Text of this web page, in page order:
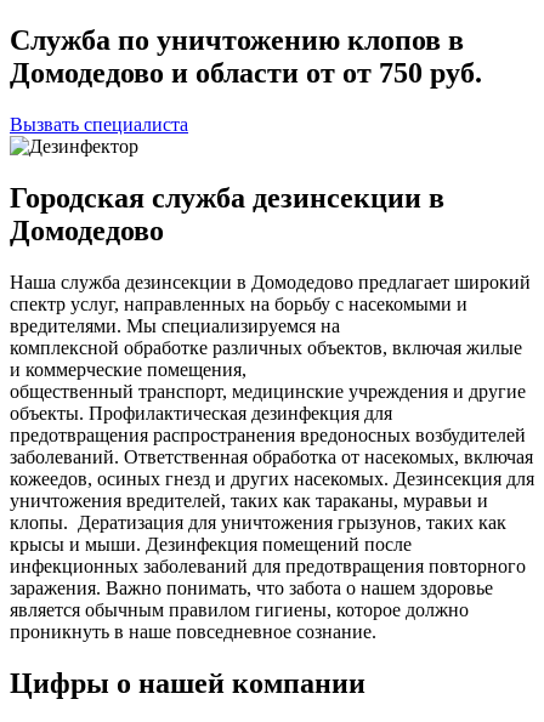
Служба по уничтожению клопов в
Домодедово и области от от 750 руб.
Вызвать специалиста
Городская служба дезинсекции в
Домодедово
Наша служба дезинсекции в Домодедово предлагает широкий
спектр услуг, направленных на борьбу с насекомыми и
вредителями. Мы специализируемся на
комплексной обработке различных объектов, включая жилые
и коммерческие помещения,
общественный транспорт, медицинские учреждения и другие
объекты. Профилактическая дезинфекция для
предотвращения распространения вредоносных возбудителей
заболеваний. Ответственная обработка от насекомых, включая
кожеедов, осиных гнезд и других насекомых. Дезинсекция для
уничтожения вредителей, таких как тараканы, муравьи и
клопы. Дератизация для уничтожения грызунов, таких как
крысы и мыши. Дезинфекция помещений после
инфекционных заболеваний для предотвращения повторного
заражения. Важно понимать, что забота о нашем здоровье
является обычным правилом гигиены, которое должно
проникнуть в наше повседневное сознание.
Цифры о нашей компании